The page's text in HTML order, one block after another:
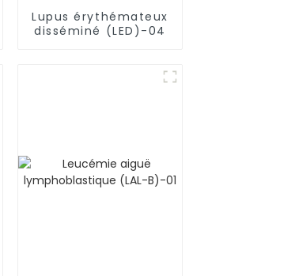
Lupus érythémateux
disséminé (LED)-04